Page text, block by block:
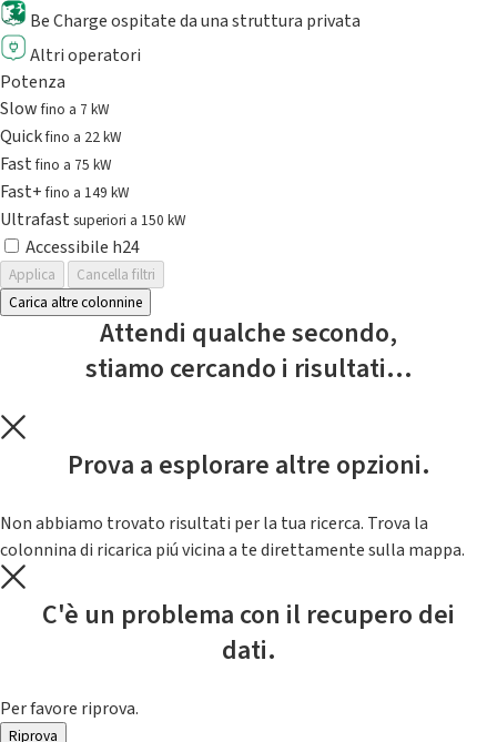
Be Charge ospitate da una struttura privata
Altri operatori
Potenza
Slowfino a 7 kW
Quickfino a 22 kW
Fastfino a 75 kW
Fast+fino a 149 kW
Ultrafast superiori a 150 kW
Accessibile h24
Applica
Cancella filtri
Carica altre colonnine
Attendi qualche secondo,
stiamo cercando i risultati...
Prova a esplorare altre opzioni.
Non abbiamo trovato risultati per la tua ricerca. Trova la
colonnina di ricarica piú vicina a te direttamente sulla mappa.
C'è un problema con il recupero dei
dati.
Per favore riprova.
Riprova